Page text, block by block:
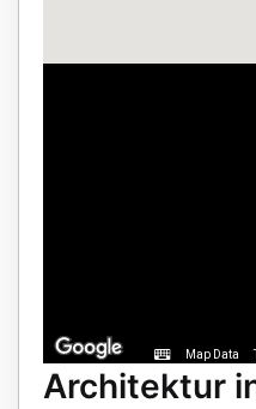
Map Data
Architektur